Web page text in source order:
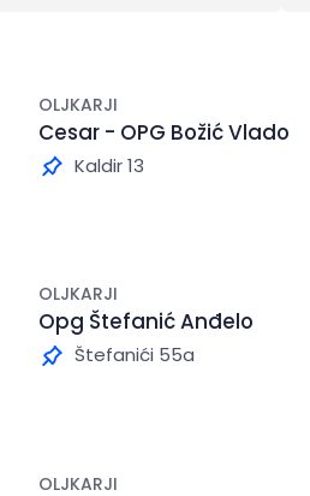
OLJKARJI
Cesar - OPG Božić Vlado
Kaldir 13
OLJKARJI
Opg Štefanić Anđelo
Štefanići 55a
OLJKARJI